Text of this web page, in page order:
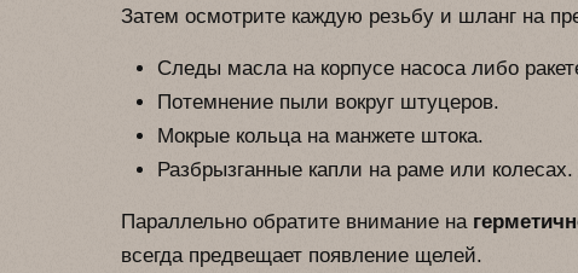
Затем осмотрите каждую резьбу и шланг на
Следы масла на корпусе насоса либо
Потемнение пыли вокруг штуцеров.
Мокрые кольца на манжете штока.
Разбрызганные капли на раме или колесах.
Параллельно обратите внимание на
всегда предвещает появление щелей.